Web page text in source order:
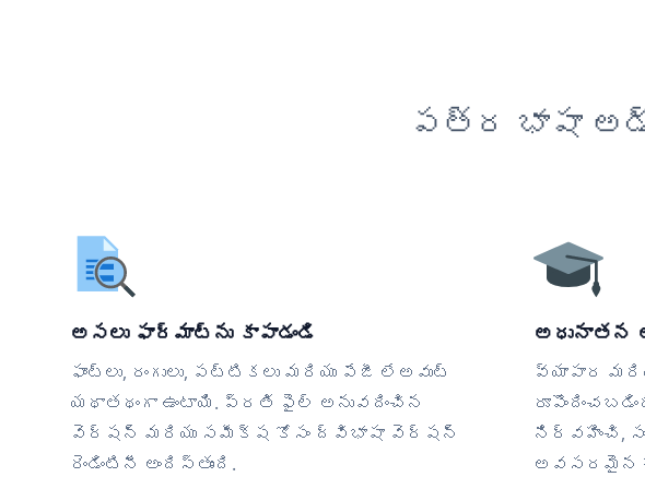
పత్ర భాషా
అసలు ఫార్మాట్‌ను కాపాడండి
ఫాంట్లు, రంగులు, పట్టికలు మరియు పేజీ లేఅవుట్
యథాతథంగా ఉంటాయి. ప్రతి ఫైల్ అనువదించిన
వెర్షన్ మరియు సమీక్ష కోసం ద్విభాషా వెర్షన్
రెండింటినీ అందిస్తుంది.
అధునాతన
వ్యాపార
నిర్వహించి,
అవసరమైన